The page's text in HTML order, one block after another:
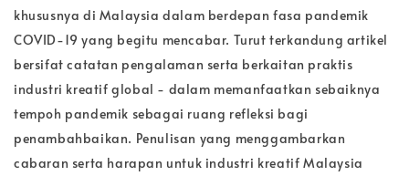
khususnya di Malaysia dalam berdepan fasa pandemik
COVID-19 yang begitu mencabar. Turut terkandung artikel
bersifat catatan pengalaman serta berkaitan praktis
industri kreatif global - dalam memanfaatkan sebaiknya
tempoh pandemik sebagai ruang refleksi bagi
penambahbaikan. Penulisan yang menggambarkan
cabaran serta harapan untuk industri kreatif Malaysia